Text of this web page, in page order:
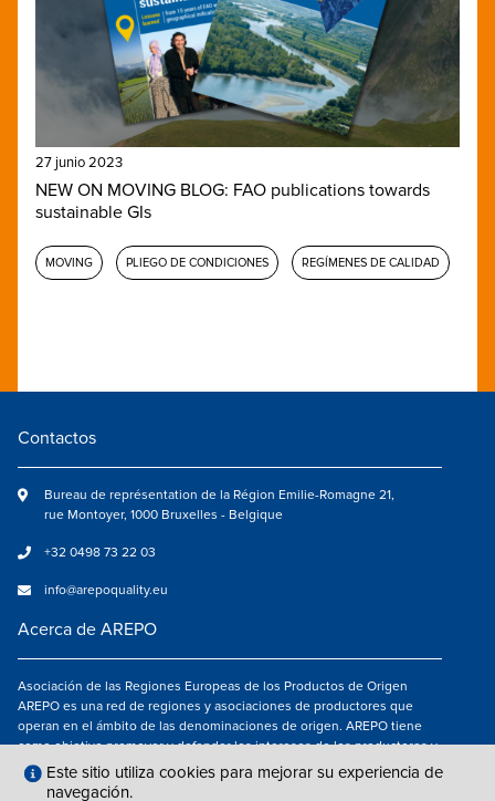
27 junio 2023
NEW ON MOVING BLOG: FAO publications towards
sustainable GIs
MOVING PLIEGO DE CONDICIONES REGÍMENES DE CALIDAD
Contactos
Bureau de représentation de la Région Emilie-Romagne 21,
rue Montoyer, 1000 Bruxelles - Belgique
+32 0498 73 22 03
info@arepoquality.eu
Acerca de AREPO
Asociación de las Regiones Europeas de los Productos de Origen
AREPO es una red de regiones y asociaciones de productores que
operan en el ámbito de las denominaciones de origen. AREPO tiene
como objetivo promover y defender los intereses de los productores y
de los consumidores de las Regiones europeas que se dedican a la
valorización de los productos agroalimentarios de calidad.
Este sitio utiliza cookies para mejorar su experiencia de
navegación.